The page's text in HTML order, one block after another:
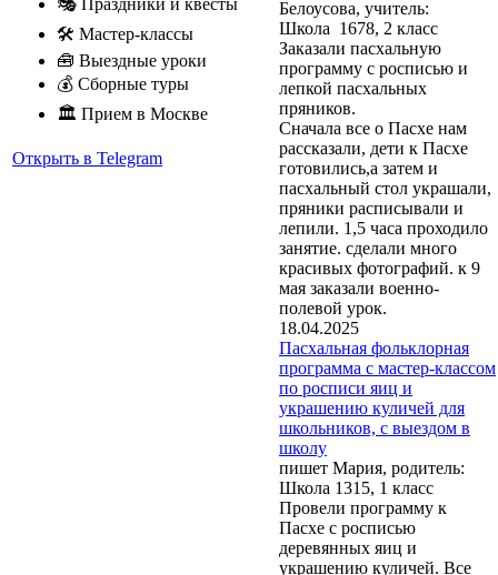
🎭 Праздники и квесты
🛠 Мастер-классы
🧰 Выездные уроки
💰 Сборные туры
🏛 Прием в Москве
Открыть в Telegram
Белоусова, учитель:
Школа 1678, 2 класс
Заказали пасхальную
программу с росписью и
лепкой пасхальных
пряников.
Сначала все о Пасхе нам
рассказали, дети к Пасхе
готовились,а затем и
пасхальный стол украшали,
пряники расписывали и
лепили. 1,5 часа проходило
занятие. сделали много
красивых фотографий. к 9
мая заказали военно-
полевой урок.
18.04.2025
Пасхальная фольклорная
программа с мастер-классом
по росписи яиц и
украшению куличей для
школьников, с выездом в
школу
пишет Мария, родитель:
Школа 1315, 1 класс
Провели программу к
Пасхе с росписью
деревянных яиц и
украшению куличей. Все